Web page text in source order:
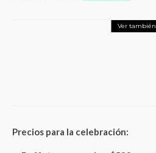
Ver también
Precios para la celebración: